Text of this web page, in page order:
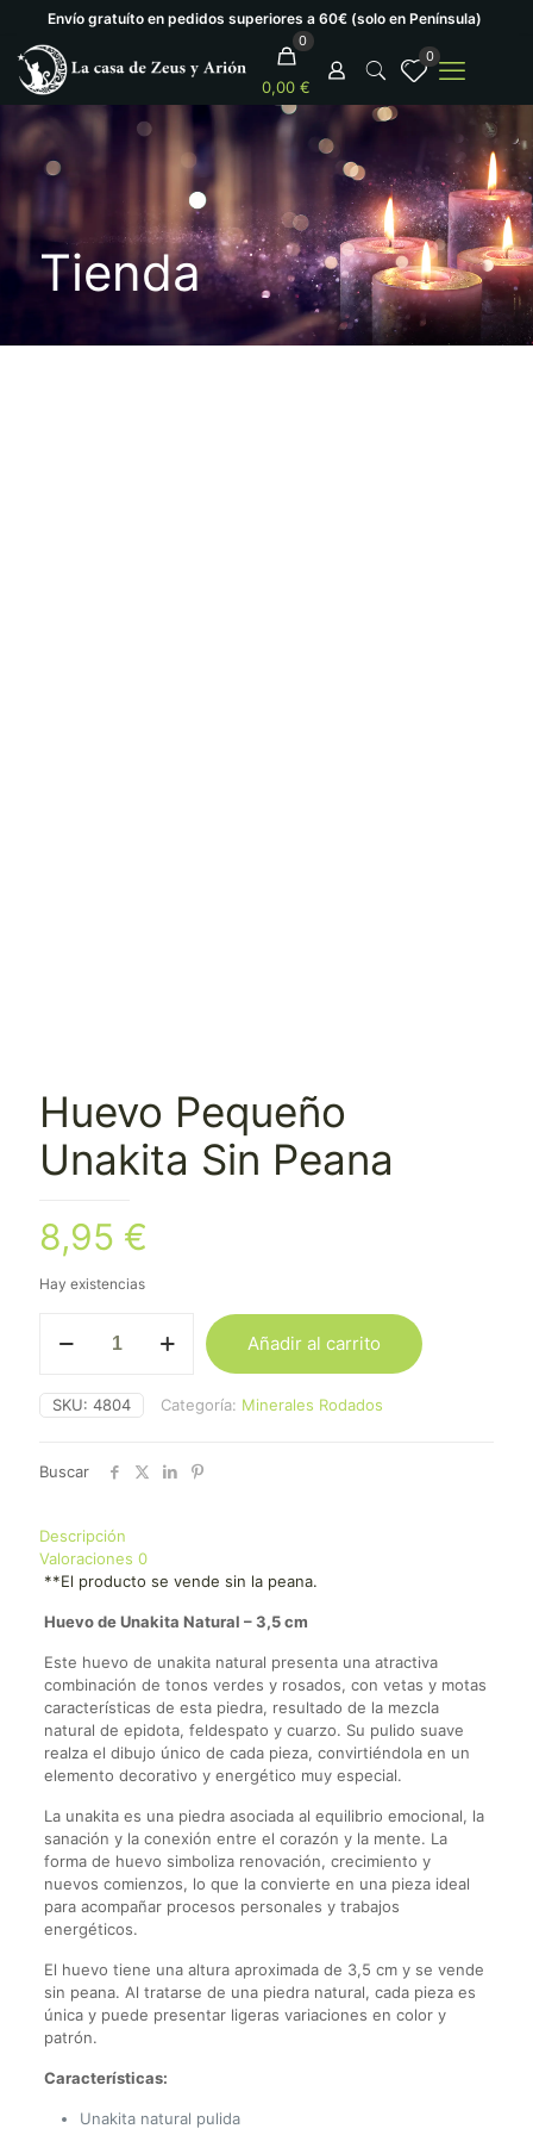
Envío gratuíto en pedidos superiores a 60€ (solo en Península)
0
0,00 €
0
Tienda
Huevo Pequeño
Unakita Sin Peana
8,95 €
Hay existencias
Pequeño
Sin
Peana
Añadir al carrito
SKU: 4804 Categoría: Minerales Rodados
Buscar
Descripción
Valoraciones 0
**El producto se vende sin la peana.
Huevo de Unakita Natural – 3,5 cm
Este huevo de unakita natural presenta una atractiva
combinación de tonos verdes y rosados, con vetas y motas
características de esta piedra, resultado de la mezcla
natural de epidota, feldespato y cuarzo. Su pulido suave
realza el dibujo único de cada pieza, convirtiéndola en un
elemento decorativo y energético muy especial.
La unakita es una piedra asociada al equilibrio emocional, la
sanación y la conexión entre el corazón y la mente. La
forma de huevo simboliza renovación, crecimiento y
nuevos comienzos, lo que la convierte en una pieza ideal
para acompañar procesos personales y trabajos
energéticos.
El huevo tiene una altura aproximada de 3,5 cm y se vende
sin peana. Al tratarse de una piedra natural, cada pieza es
única y puede presentar ligeras variaciones en color y
patrón.
Características:
Unakita natural pulida